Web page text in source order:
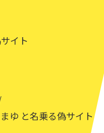
イト
ゆ と名乗る偽サイト